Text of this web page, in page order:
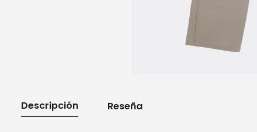
Descripción Reseña